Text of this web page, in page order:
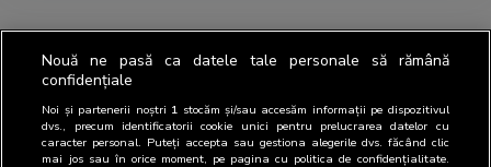
Nouă ne pasă ca datele tale personale să rămână
confidențiale
Noi și partenerii noștri 1 stocăm și/sau accesăm informații pe dispozitivul
dvs., precum identificatorii cookie unici pentru prelucrarea datelor cu
caracter personal. Puteți accepta sau gestiona alegerile dvs. făcând clic
mai jos sau în orice moment, pe pagina cu politica de confidențialitate.